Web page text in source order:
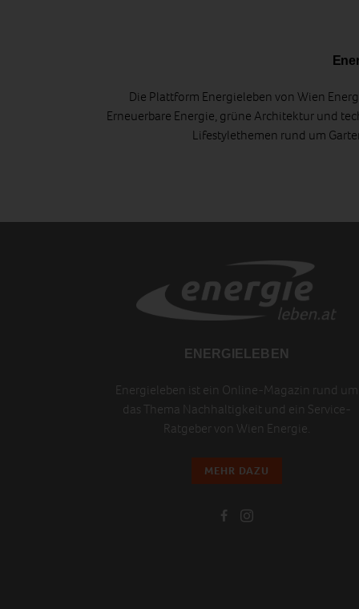
Die Plattform Energieleben von Wien
Erneuerbare Energie, grüne Architektur und
Lifestylethemen rund um
ENERGIELEBEN
Energieleben ist ein Online-Magazin rund um
das Thema Nachhaltigkeit und ein Service-
Ratgeber von Wien Energie.
MEHR DAZU